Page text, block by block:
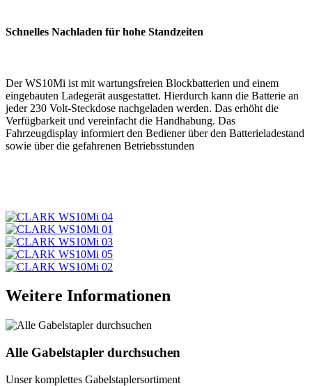
Schnelles Nachladen für hohe Standzeiten
Der WS10Mi ist mit wartungsfreien Blockbatterien und einem
eingebauten Ladegerät ausgestattet. Hierdurch kann die Batterie an
jeder 230 Volt-Steckdose nachgeladen werden. Das erhöht die
Verfügbarkeit und vereinfacht die Handhabung. Das
Fahrzeugdisplay informiert den Bediener über den Batterieladestand
sowie über die gefahrenen Betriebsstunden
Weitere Informationen
Alle Gabelstapler durchsuchen
Unser komplettes Gabelstaplersortiment